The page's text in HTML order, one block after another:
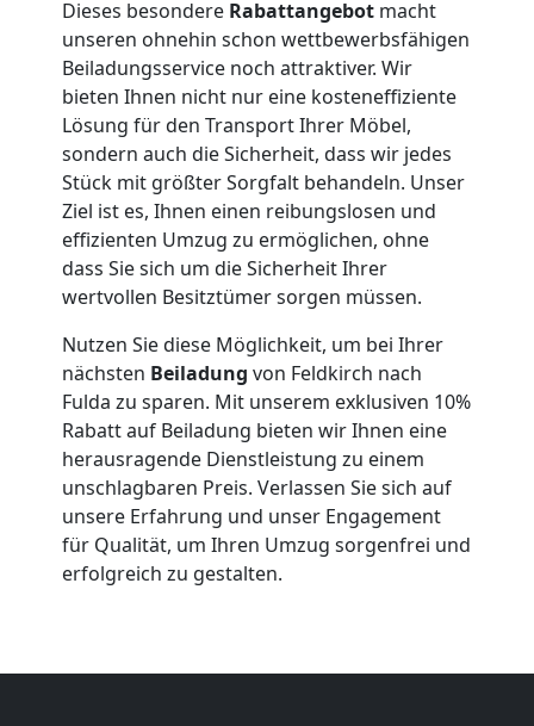
Dieses besondere Rabattangebot macht
unseren ohnehin schon wettbewerbsfähigen
Beiladungsservice noch attraktiver. Wir
bieten Ihnen nicht nur eine kosteneffiziente
Lösung für den Transport Ihrer Möbel,
sondern auch die Sicherheit, dass wir jedes
Stück mit größter Sorgfalt behandeln. Unser
Ziel ist es, Ihnen einen reibungslosen und
effizienten Umzug zu ermöglichen, ohne
dass Sie sich um die Sicherheit Ihrer
wertvollen Besitztümer sorgen müssen.
Nutzen Sie diese Möglichkeit, um bei Ihrer
nächsten Beiladung von Feldkirch nach
Fulda zu sparen. Mit unserem exklusiven 10%
Rabatt auf Beiladung bieten wir Ihnen eine
herausragende Dienstleistung zu einem
unschlagbaren Preis. Verlassen Sie sich auf
unsere Erfahrung und unser Engagement
für Qualität, um Ihren Umzug sorgenfrei und
erfolgreich zu gestalten.
Umzug
Feldkirch
Qualitäts-
Umzüge
Feldkirch
Vereinsumzug
Feldkirch
Anfrage
National